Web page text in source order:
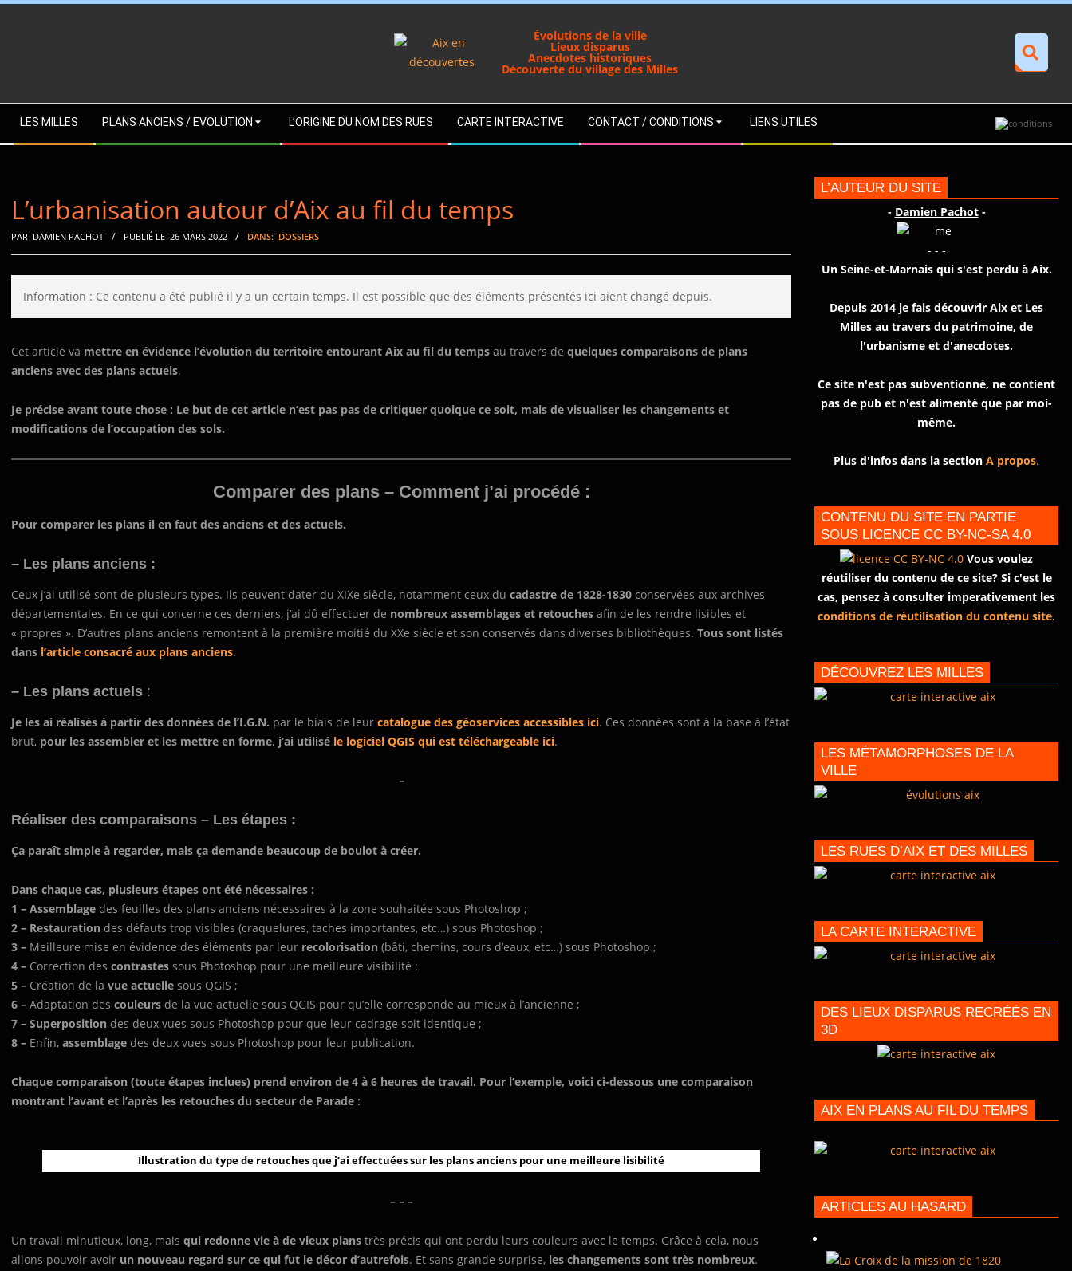
Évolutions de la ville
Lieux disparus
Anecdotes historiques
Découverte du village des Milles
Navigation
Menu
LES MILLES PLANS ANCIENS / EVOLUTION L’ORIGINE DU NOM DES RUES CARTE INTERACTIVE CONTACT / CONDITIONS LIENS UTILES
L’urbanisation autour d’Aix au fil du temps
PAR DAMIEN PACHOT PUBLIÉ LE 26 MARS 2022 DANS: DOSSIERS
Information : Ce contenu a été publié il y a un certain temps. Il est possible que des éléments présentés ici aient changé depuis.
Cet article va mettre en évidence l’évolution du territoire entourant Aix au fil du temps au travers de quelques comparaisons de plans
anciens avec des plans actuels.
Je précise avant toute chose : Le but de cet article n’est pas pas de critiquer quoique ce soit, mais de visualiser les changements et
modifications de l’occupation des sols.
Comparer des plans – Comment j’ai procédé :
Pour comparer les plans il en faut des anciens et des actuels.
– Les plans anciens :
Ceux j’ai utilisé sont de plusieurs types. Ils peuvent dater du XIXe siècle, notamment ceux du cadastre de 1828-1830 conservées aux archives
départementales. En ce qui concerne ces derniers, j’ai dû effectuer de nombreux assemblages et retouches afin de les rendre lisibles et
« propres ». D’autres plans anciens remontent à la première moitié du XXe siècle et son conservés dans diverses bibliothèques. Tous sont listés
dans l’article consacré aux plans anciens.
– Les plans actuels :
Je les ai réalisés à partir des données de l’I.G.N. par le biais de leur catalogue des géoservices accessibles ici. Ces données sont à la base à l’état
brut, pour les assembler et les mettre en forme, j’ai utilisé le logiciel QGIS qui est téléchargeable ici.
–
Réaliser des comparaisons – Les étapes :
Ça paraît simple à regarder, mais ça demande beaucoup de boulot à créer.
Dans chaque cas, plusieurs étapes ont été nécessaires :
1 – Assemblage des feuilles des plans anciens nécessaires à la zone souhaitée sous Photoshop ;
2 – Restauration des défauts trop visibles (craquelures, taches importantes, etc…) sous Photoshop ;
3 – Meilleure mise en évidence des éléments par leur recolorisation (bâti, chemins, cours d’eaux, etc…) sous Photoshop ;
4 – Correction des contrastes sous Photoshop pour une meilleure visibilité ;
5 – Création de la vue actuelle sous QGIS ;
6 – Adaptation des couleurs de la vue actuelle sous QGIS pour qu’elle corresponde au mieux à l’ancienne ;
7 – Superposition des deux vues sous Photoshop pour que leur cadrage soit identique ;
8 – Enfin, assemblage des deux vues sous Photoshop pour leur publication.
Chaque comparaison (toute étapes inclues) prend environ de 4 à 6 heures de travail. Pour l’exemple, voici ci-dessous une comparaison
montrant l’avant et l’après les retouches du secteur de Parade :
Illustration du type de retouches que j’ai effectuées sur les plans anciens pour une meilleure lisibilité
– – –
Un travail minutieux, long, mais qui redonne vie à de vieux plans très précis qui ont perdu leurs couleurs avec le temps. Grâce à cela, nous
allons pouvoir avoir un nouveau regard sur ce qui fut le décor d’autrefois. Et sans grande surprise, les changements sont très nombreux.
L’AUTEUR DU SITE
- Damien Pachot-
- - -
Un Seine-et-Marnais qui s'est perdu à Aix.
Depuis 2014 je fais découvrir Aix et Les
Milles au travers du patrimoine, de
l'urbanisme et d'anecdotes.
Ce site n'est pas subventionné, ne contient
pas de pub et n'est alimenté que par moi-
même.
Plus d'infos dans la section A propos.
CONTENU DU SITE EN PARTIE
SOUS LICENCE CC BY-NC-SA 4.0
Vous voulez
réutiliser du contenu de ce site? Si c'est le
cas, pensez à consulter imperativement les
conditions de réutilisation du contenu site.
DÉCOUVREZ LES MILLES
LES MÉTAMORPHOSES DE LA
VILLE
LES RUES D’AIX ET DES MILLES
LA CARTE INTERACTIVE
DES LIEUX DISPARUS RECRÉÉS EN
3D
AIX EN PLANS AU FIL DU TEMPS
ARTICLES AU HASARD